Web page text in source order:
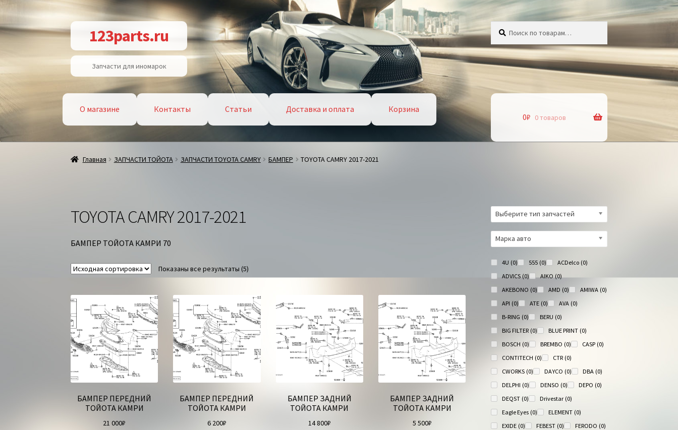
Перейти
к
навигации
Перейти
к
содержимому
123parts.ru
Запчасти для иномарок
О магазине Контакты Статьи Доставка и оплата
Корзина
0₽ 0 товаров
Главная ЗАПЧАСТИ ТОЙОТА ЗАПЧАСТИ TOYOTA CAMRY БАМПЕР TOYOTA CAMRY 2017-2021
TOYOTA CAMRY 2017-2021
БАМПЕР ТОЙОТА КАМРИ 70
Показаны все результаты (5)
БАМПЕР ПЕРЕДНИЙ
ТОЙОТА КАМРИ
21 000₽
БАМПЕР ПЕРЕДНИЙ
ТОЙОТА КАМРИ
6 200₽
БАМПЕР ЗАДНИЙ
ТОЙОТА КАМРИ
14 800₽
БАМПЕР ЗАДНИЙ
ТОЙОТА КАМРИ
5 500₽
Выберите тип запчастей
Марка авто
4U (0) 555 (0) ACDelco (0)
ADVICS (0) AIKO (0)
AKEBONO (0) AMD (0) AMIWA (0)
API (0) ATE (0) AVA (0)
B-RING (0) BERU (0)
BIG FILTER (0) BLUE PRINT (0)
BOSCH (0) BREMBO (0) CASP (0)
CONTITECH (0) CTR (0)
CWORKS (0) DAYCO (0) DBA (0)
DELPHI (0) DENSO (0) DEPO (0)
DEQST (0) Drivestar (0)
Eagle Eyes (0) ELEMENT (0)
EXIDE (0) FEBEST (0) FERODO (0)